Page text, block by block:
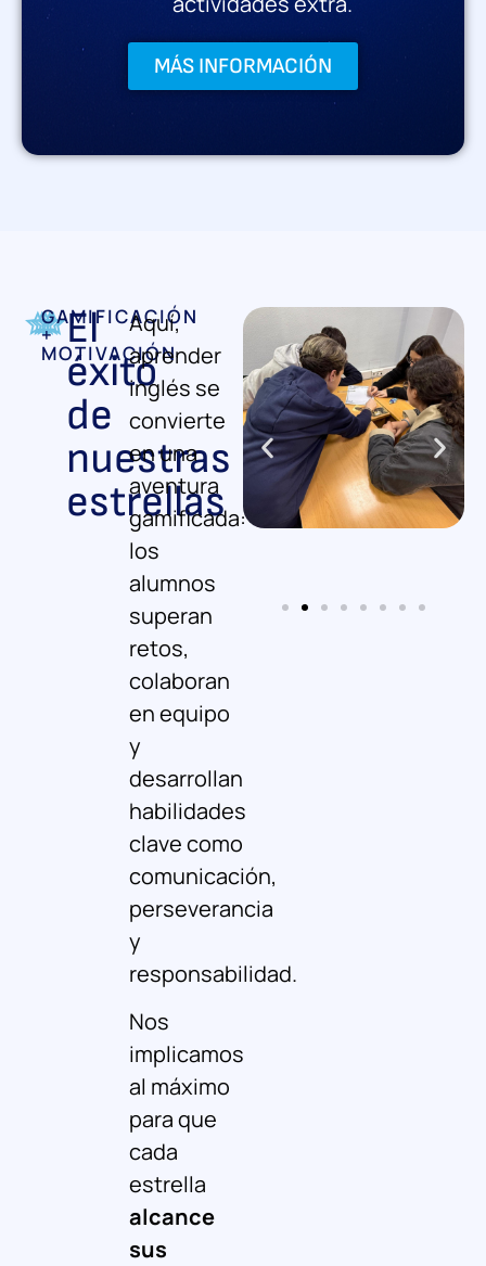
MÁS INFORMACIÓN
GAMIFICACIÓN
+
MOTIVACIÓN
El
éxito
de
nuestras
estrellas
Aquí,
aprender
inglés se
convierte
en una
aventura
gamificada:
los
alumnos
superan
retos,
colaboran
en equipo
y
desarrollan
habilidades
clave como
comunicación,
perseverancia
y
responsabilidad.
Nos
implicamos
al máximo
para que
cada
estrella
alcance
sus